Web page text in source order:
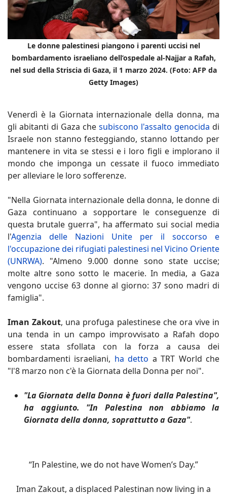
Le donne palestinesi piangono i parenti uccisi nel
bombardamento israeliano dell’ospedale al-Najjar a Rafah,
nel sud della Striscia di Gaza, il 1 marzo 2024. (Foto: AFP da
Getty Images)
Venerdì è la Giornata internazionale della donna, ma
gli abitanti di Gaza che subiscono l'assalto genocida di
Israele non stanno festeggiando, stanno lottando per
mantenere in vita se stessi e i loro figli e implorano il
mondo che imponga un cessate il fuoco immediato
per alleviare le loro sofferenze.
"Nella Giornata internazionale della donna, le donne di
Gaza continuano a sopportare le conseguenze di
questa brutale guerra", ha affermato sui social media
l'Agenzia delle Nazioni Unite per il soccorso e
l'occupazione dei rifugiati palestinesi nel Vicino Oriente
(UNRWA). "Almeno 9.000 donne sono state uccise;
molte altre sono sotto le macerie. In media, a Gaza
vengono uccise 63 donne al giorno: 37 sono madri di
famiglia".
Iman Zakout, una profuga palestinese che ora vive in
una tenda in un campo improvvisato a Rafah dopo
essere stata sfollata con la forza a causa dei
bombardamenti israeliani, ha detto a TRT World che
"l'8 marzo non c'è la Giornata della Donna per noi".
"La Giornata della Donna è fuori dalla Palestina",
ha aggiunto. "In Palestina non abbiamo la
Giornata della donna, soprattutto a Gaza".
“In Palestine, we do not have Women’s Day.”
Iman Zakout, a displaced Palestinan now living in a